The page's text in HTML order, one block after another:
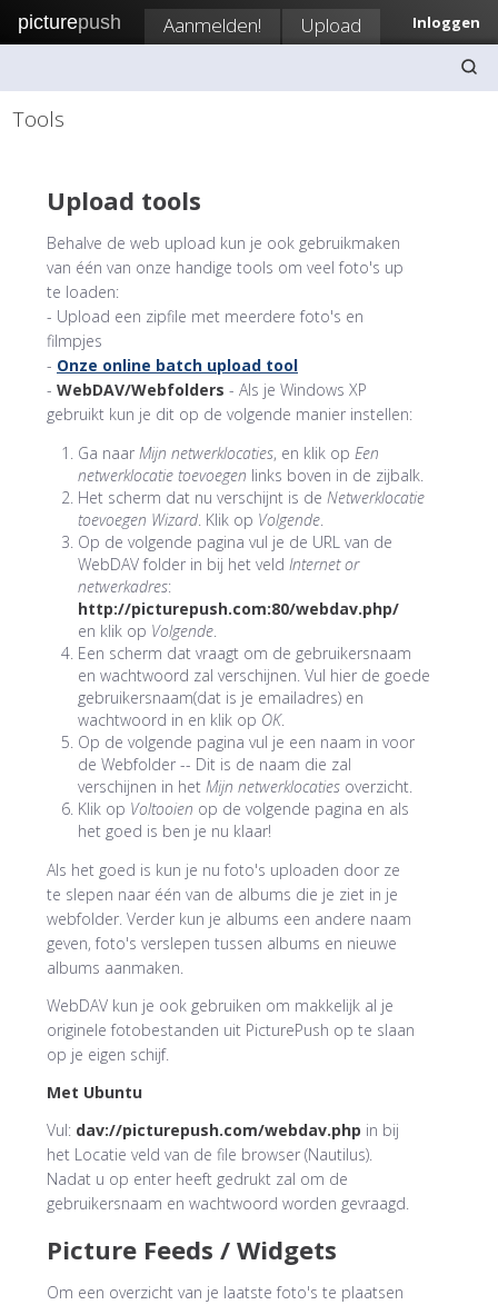
picturepush Inloggen
Aanmelden! Upload
Tools
Upload tools
Behalve de web upload kun je ook gebruikmaken
van één van onze handige tools om veel foto's up
te loaden:
- Upload een zipfile met meerdere foto's en
filmpjes
- Onze online batch upload tool
- WebDAV/Webfolders - Als je Windows XP
gebruikt kun je dit op de volgende manier instellen:
Ga naar Mijn netwerklocaties, en klik op Een
netwerklocatie toevoegen links boven in de zijbalk.
Het scherm dat nu verschijnt is de Netwerklocatie
toevoegen Wizard. Klik op Volgende.
Op de volgende pagina vul je de URL van de
WebDAV folder in bij het veld Internet or
netwerkadres:
http://picturepush.com:80/webdav.php/
en klik op Volgende.
Een scherm dat vraagt om de gebruikersnaam
en wachtwoord zal verschijnen. Vul hier de goede
gebruikersnaam(dat is je emailadres) en
wachtwoord in en klik op OK.
Op de volgende pagina vul je een naam in voor
de Webfolder -- Dit is de naam die zal
verschijnen in het Mijn netwerklocaties overzicht.
Klik op Voltooien op de volgende pagina en als
het goed is ben je nu klaar!
Als het goed is kun je nu foto's uploaden door ze
te slepen naar één van de albums die je ziet in je
webfolder. Verder kun je albums een andere naam
geven, foto's verslepen tussen albums en nieuwe
albums aanmaken.
WebDAV kun je ook gebruiken om makkelijk al je
originele fotobestanden uit PicturePush op te slaan
op je eigen schijf.
Met Ubuntu
Vul: dav://picturepush.com/webdav.php in bij
het Locatie veld van de file browser (Nautilus).
Nadat u op enter heeft gedrukt zal om de
gebruikersnaam en wachtwoord worden gevraagd.
Picture Feeds / Widgets
Om een overzicht van je laatste foto's te plaatsen